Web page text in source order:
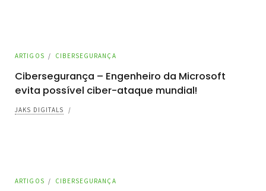
ARTIGOS / CIBERSEGURANÇA
Cibersegurança – Engenheiro da Microsoft
evita possível ciber-ataque mundial!
JAKS DIGITALS /
ARTIGOS / CIBERSEGURANÇA